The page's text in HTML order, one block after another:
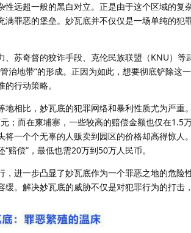
性远超一般的黑白对立。正是由于这个区域的
满罪恶的堡垒。妙瓦底并不仅仅是一场单纯的
、苏奇督的狡诈手段、克伦民族联盟（KNU）
治地带”的形成。正因为如此，想要彻底铲除这
行动策略。
地相比，妙瓦底的犯罪网络和暴利性质尤为严
；而在柬埔寨，一些较高的赔偿金额也仅在1.5
将一个个无辜的人贩卖到园区的价格却高得惊人
赔偿”，最低也需20万到50万人民币。
，进一步凸显了妙瓦底作为一个罪恶之地的危
缓。解决妙瓦底的威胁不仅是对犯罪行为的打击